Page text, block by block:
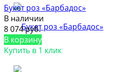
Букет роз «Барбадос»
В наличии
8 074 руб.
В корзину
Купить в 1 клик